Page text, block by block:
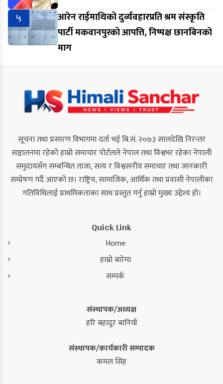
५
आरेन राईमाथिको दुर्व्यवहारप्रति श्रम संस्कृति
पार्टी मकवानपुरको आपत्ति, निष्पक्ष छानबिनको
माग
सूचना तथा प्रसारण विभागमा दर्ता भई बि.सं. २०७३ सालदेखि निरन्तर
सञ्चालनमा रहेको हाम्रो समाचार पोर्टलले नेपाल तथा विश्वभर रहेका नेपाली
समुदायसँग सम्बन्धित ताजा, सत्य र विश्वसनीय समाचार तथा जानकारी
सम्प्रेषण गर्दै आएको छ। राष्ट्रिय, सामाजिक, आर्थिक तथा प्रवासी नेपालीका
गतिविधिलाई प्राथमिकताका साथ प्रस्तुत गर्नु हाम्रो मुख्य उद्देश्य हो।
Quick Link
Home
हाम्रो बारेमा
सम्पर्क
संस्थापक/अध्यक्ष
हरि बहादुर बानियाँ
संस्थापक/कार्यकारी सम्पादक
कमल सिंह